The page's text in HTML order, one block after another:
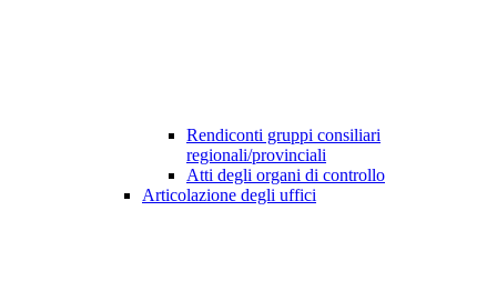
Rendiconti gruppi consiliari
regionali/provinciali
Atti degli organi di controllo
Articolazione degli uffici